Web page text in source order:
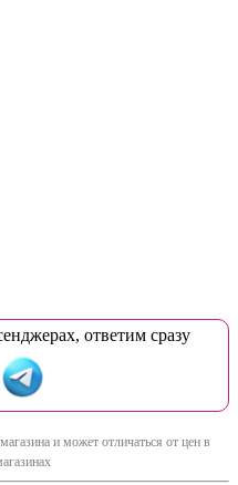
ответим сразу
и может отличаться от цен в